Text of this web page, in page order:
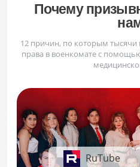
Почему
12 причин, по которым
права в военкомате с
RuTube